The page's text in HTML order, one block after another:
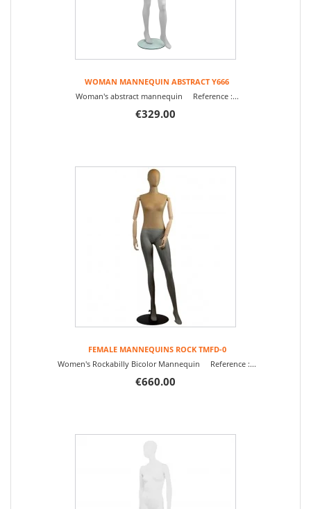
WOMAN MANNEQUIN ABSTRACT Y666
Woman's abstract mannequin Reference :...
€329.00
FEMALE MANNEQUINS ROCK TMFD-0
Women's Rockabilly Bicolor Mannequin Reference :...
€660.00